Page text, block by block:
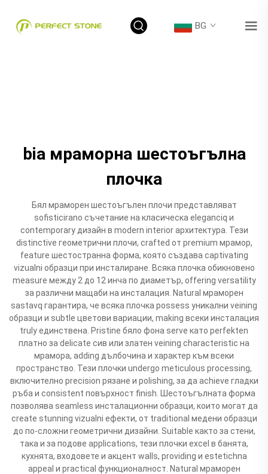
BG
bia мраморна шестоъгълна
плочка
Бял мраморен шестоъгълен плочи представляват
sofisticirano съчетание на класическа eleganciq и
contemporary дизайн в modern interior архитектура. Тези
distinctive геометрични плочи, crafted от premium мрамор,
feature шестостранна форма, която създава captivating
vizualni образци при инсталиране. Всяка плочка обикновено
measure между 2 до 12 инча по диаметър, offering versatility
за различни мащаби на инсталация. Natural мраморен
sastavq гарантира, че всяка плочка possess уникални veining
образци и subtle цветови вариации, making всеки инсталация
truly единствена. Pristine бяло фона serve като perfekten
платно за delicate сив или златен veining characteristic на
мрамора, adding дълбочина и характер към всеки
пространство. Тези плочки undergo meticulous processing,
включително precision рязане и polishing, за да achieve гладки
ръба и consistent повърхност finish. Шестоъгълната форма
позволява seamless инсталационни образци, които могат да
create stunning vizualni ефекти, от traditional медени образци
до по-сложни геометрични дизайни. Suitable както за стени,
така и за подове applications, тези плочки excel в банята,
кухнята, входовете и акцент walls, providing и estetichna
appeal и practical функционалност. Natural мраморен